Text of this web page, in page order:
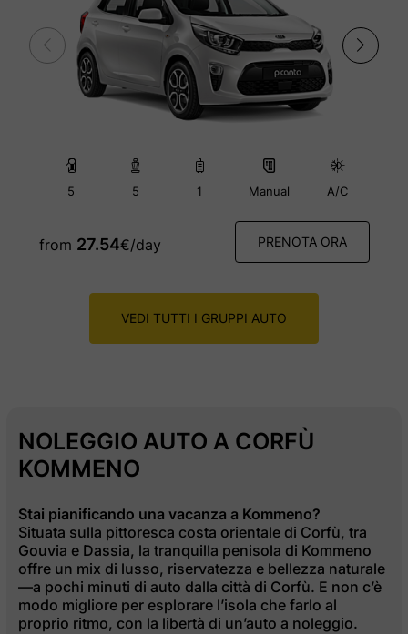
5 5 1 Manual A/C
from 27.54€/day PRENOTA ORA
VEDI TUTTI I GRUPPI AUTO
NOLEGGIO AUTO A CORFÙ
KOMMENO
Stai pianificando una vacanza a Kommeno?
Situata sulla pittoresca costa orientale di Corfù, tra
Gouvia e Dassia, la tranquilla penisola di Kommeno
offre un mix di lusso, riservatezza e bellezza naturale
—a pochi minuti di auto dalla città di Corfù. E non c’è
modo migliore per esplorare l’isola che farlo al
proprio ritmo, con la libertà di un’auto a noleggio.
22 23 24